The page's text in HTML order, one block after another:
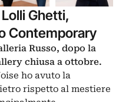
Ghetti,
Contemporary
Russo, dopo la
chiusa a ottobre.
ho avuto la
rispetto al mestiere